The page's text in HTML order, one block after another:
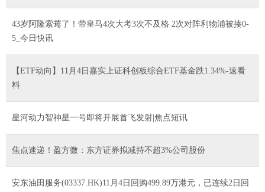
43岁阿隆索蔫了！带皇马4次大考3次不及格 2次对阵利物浦被揍0-
5_今日快讯
【ETF动向】11月4日嘉实上证科创板综合ETF基金跌1.34%-速看
料
星河动力智神星一号即将开展首飞发射|焦点短讯
焦点速递！盈方微：东方证券拟减持不超3%公司股份
安东油田服务(03337.HK)11月4日回购499.89万港元，已连续2日回